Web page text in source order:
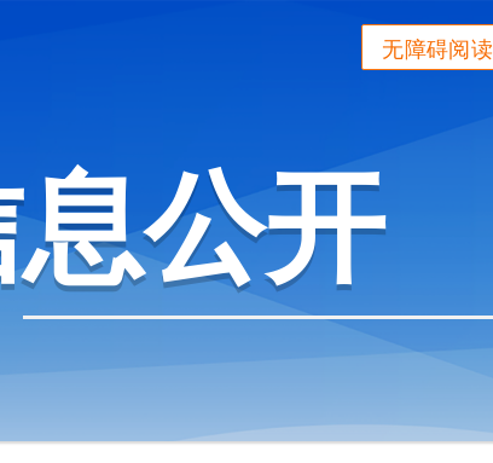
无障碍阅读
公开